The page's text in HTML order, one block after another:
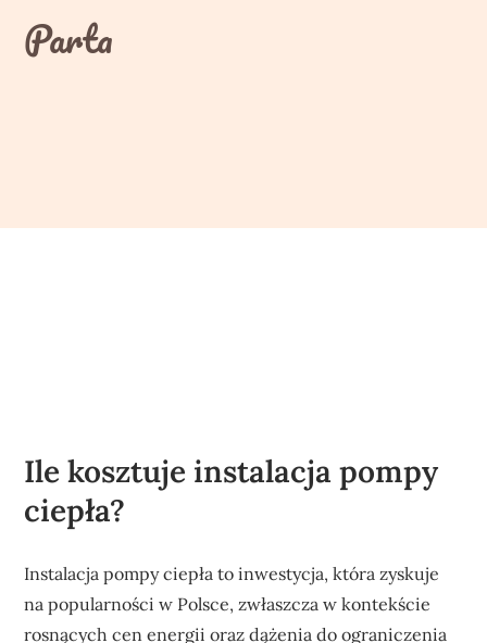
contentParta
Ile kosztuje instalacja pompy
ciepła?
Instalacja pompy ciepła to inwestycja, która zyskuje
na popularności w Polsce, zwłaszcza w kontekście
rosnących cen energii oraz dążenia do ograniczenia